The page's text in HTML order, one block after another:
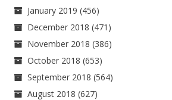
January 2019 (456)
December 2018 (471)
November 2018 (386)
October 2018 (653)
September 2018 (564)
August 2018 (627)